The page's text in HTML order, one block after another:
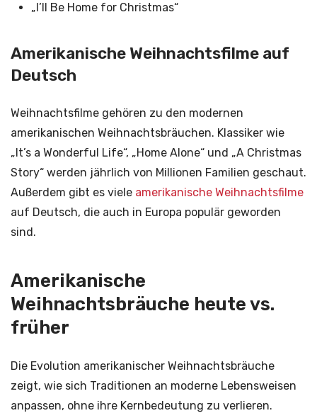
„I’ll Be Home for Christmas“
Amerikanische Weihnachtsfilme auf
Deutsch
Weihnachtsfilme gehören zu den modernen
amerikanischen Weihnachtsbräuchen. Klassiker wie
„It’s a Wonderful Life“, „Home Alone“ und „A Christmas
Story“ werden jährlich von Millionen Familien geschaut.
Außerdem gibt es viele amerikanische Weihnachtsfilme
auf Deutsch, die auch in Europa populär geworden
sind.
Amerikanische
Weihnachtsbräuche heute vs.
früher
Die Evolution amerikanischer Weihnachtsbräuche
zeigt, wie sich Traditionen an moderne Lebensweisen
anpassen, ohne ihre Kernbedeutung zu verlieren.